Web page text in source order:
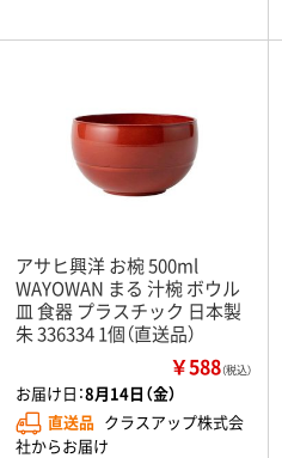
アサヒ興洋 お椀 500ml
WAYOWAN まる 汁椀 ボウル
皿 食器 プラスチック 日本製
朱 336334 1個（直送品）
￥588（税込）
お届け日：8月14日（金）
直送品 クラスアップ株式会
社からお届け